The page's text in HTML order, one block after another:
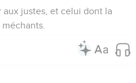
justes, et celui dont la